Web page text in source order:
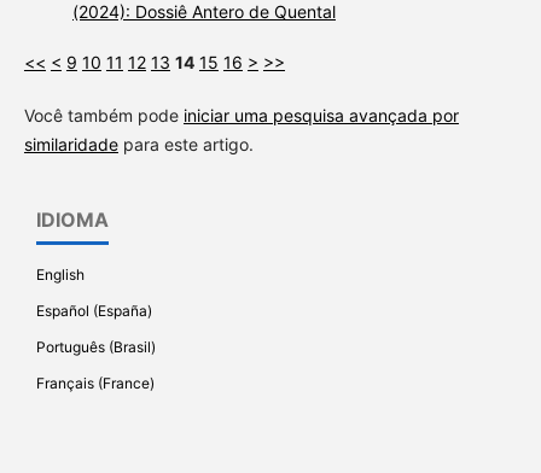
(2024): Dossiê Antero de Quental
<< < 9 10 11 12 13 14 15 16 > >>
Você também pode iniciar uma pesquisa avançada por
similaridadepara este artigo.
IDIOMA
English
Español (España)
Português (Brasil)
Français (France)